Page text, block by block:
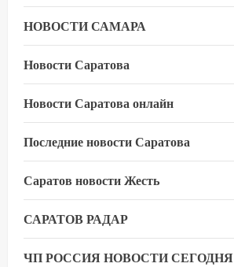
НОВОСТИ САМАРА
Новости Саратова
Новости Саратова онлайн
Последние новости Саратова
Саратов новости Жесть
САРАТОВ РАДАР
ЧП РОССИЯ НОВОСТИ СЕГОДНЯ